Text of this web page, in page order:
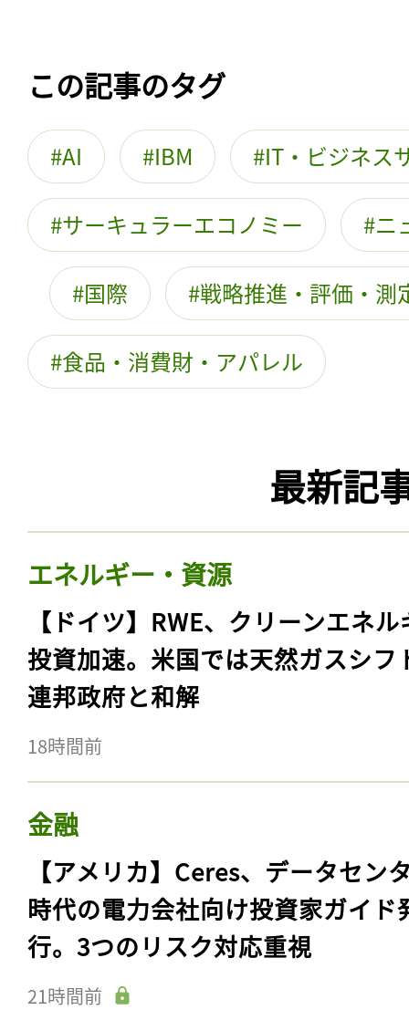
この記事のタグ
AI IBM IT・ビジネス
サーキュラーエコノミー ニ
国際 戦略推進・評価・測
食品・消費財・アパレル
最新記
エネルギー・資源
【ドイツ】RWE、クリーンエネ
投資加速。米国では天然ガスシフ
連邦政府と和解
18時間前
金融
【アメリカ】Ceres、データセン
時代の電力会社向け投資家ガイド
行。3つのリスク対応重視
21時間前